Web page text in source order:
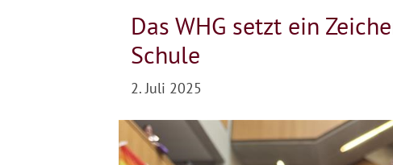
Das WHG setzt ein
Schule
2. Juli 2025